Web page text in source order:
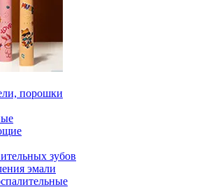
порошки
зубов
эмали